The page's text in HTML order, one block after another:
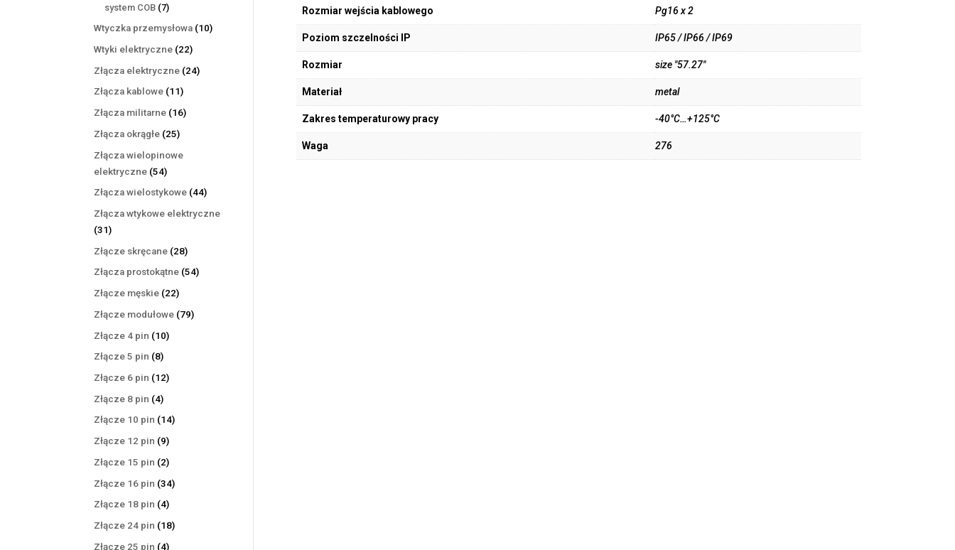
system COB 77
produktów
Wtyczka przemysłowa 1010
Wtyki elektryczne 2222
produkty
Złącza elektryczne 2424
Złącza kablowe 1111
produktów
Złącza militarne 1616
Złącza okrągłe 2525
Złącza wielopinowe
elektryczne 5454
produkty
Złącza wielostykowe 4444
Złącza wtykowe elektryczne
3131
produktów
Złącze skręcane 2828
produktów
Złącza prostokątne 5454
Złącze męskie 2222
produkty
Złącze modułowe 7979
Złącze 4 pin 1010
Złącze 5 pin 88
produktów
Złącze 6 pin 1212
Złącze 8 pin 44
produkty
Złącze 10 pin 1414
Złącze 12 pin 99
produktów
Złącze 15 pin 22
produkty
Złącze 16 pin 3434
Złącze 18 pin 44
produkty
Złącze 24 pin 1818
Złącze 25 pin 44
Rozmiar wejścia kablowego Pg16 x 2
Poziom szczelności IP IP65 / IP66 / IP69
Rozmiar size "57.27"
Materiał metal
Zakres temperaturowy pracy -40°C…+125°C
Waga 276